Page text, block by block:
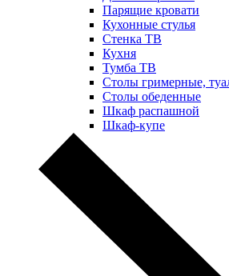
Парящие кровати
Кухонные стулья
Стенка ТВ
Кухня
Тумба ТВ
Столы гримерные,
Столы обеденные
Шкаф распашной
Шкаф-купе